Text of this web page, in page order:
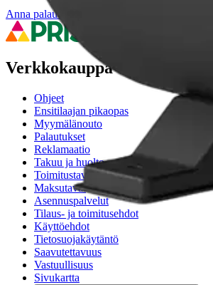
Anna palautetta
Verkkokauppa
Ohjeet
Ensitilaajan pikaopas
Myymälänouto
Palautukset
Reklamaatio
Takuu ja huolto
Toimitustavat
Maksutavat
Asennuspalvelut
Tilaus- ja toimitusehdot
Käyttöehdot
Tietosuojakäytäntö
Saavutettavuus
Vastuullisuus
Sivukartta